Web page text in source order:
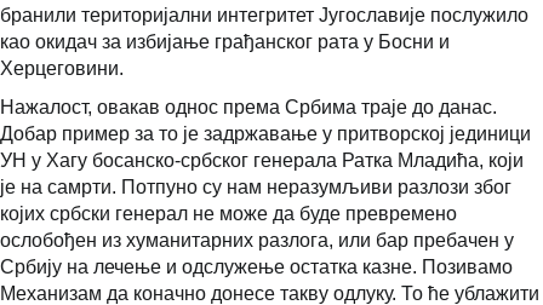
бранили територијални интегритет Југославије послужило
као окидач за избијање грађанског рата у Босни и
Херцеговини.
Нажалост, овакав однос према Србима траје до данас.
Добар пример за то је задржавање у притворској јединици
УН у Хагу босанско-србског генерала Ратка Младића, који
је на самрти. Потпуно су нам неразумљиви разлози због
којих србски генерал не може да буде превремено
ослобођен из хуманитарних разлога, или бар пребачен у
Србију на лечење и одслужење остатка казне. Позивамо
Механизам да коначно донесе такву одлуку. То ће ублажити